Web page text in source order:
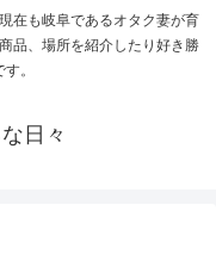
在も岐阜であるオタク妻が育
品、場所を紹介したり好き勝
。
日々